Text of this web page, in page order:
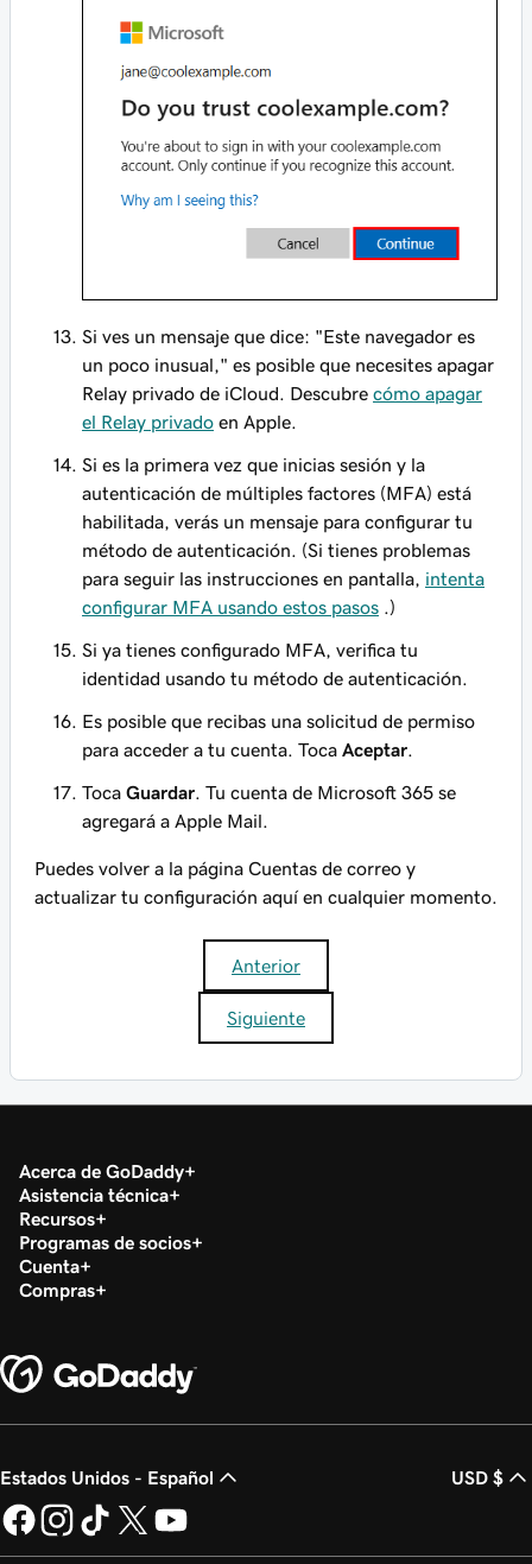
Si ves un mensaje que dice: "Este navegador es
un poco inusual," es posible que necesites apagar
Relay privado de iCloud. Descubre cómo apagar
el Relay privado en Apple.
Si es la primera vez que inicias sesión y la
autenticación de múltiples factores (MFA) está
habilitada, verás un mensaje para configurar tu
método de autenticación. (Si tienes problemas
para seguir las instrucciones en pantalla, intenta
configurar MFA usando estos pasos .)
Si ya tienes configurado MFA, verifica tu
identidad usando tu método de autenticación.
Es posible que recibas una solicitud de permiso
para acceder a tu cuenta. Toca Aceptar
Toca Guardar . Tu cuenta de Microsoft 365 se
agregará a Apple Mail.
Puedes volver a la página Cuentas de correo y
actualizar tu configuración aquí en cualquier momento.
Anterior
Siguiente
Acerca de GoDaddy
Asistencia técnica
Recursos
Programas de socios
Cuenta
Compras
Estados Unidos - Español USD $